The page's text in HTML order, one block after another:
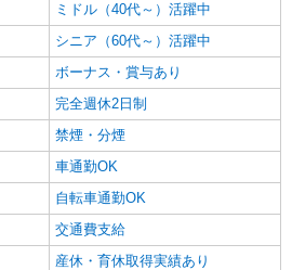
ミドル（40代～）活躍中
シニア（60代～）活躍中
ボーナス・賞与あり
完全週休2日制
禁煙・分煙
車通勤OK
自転車通勤OK
交通費支給
産休・育休取得実績あり